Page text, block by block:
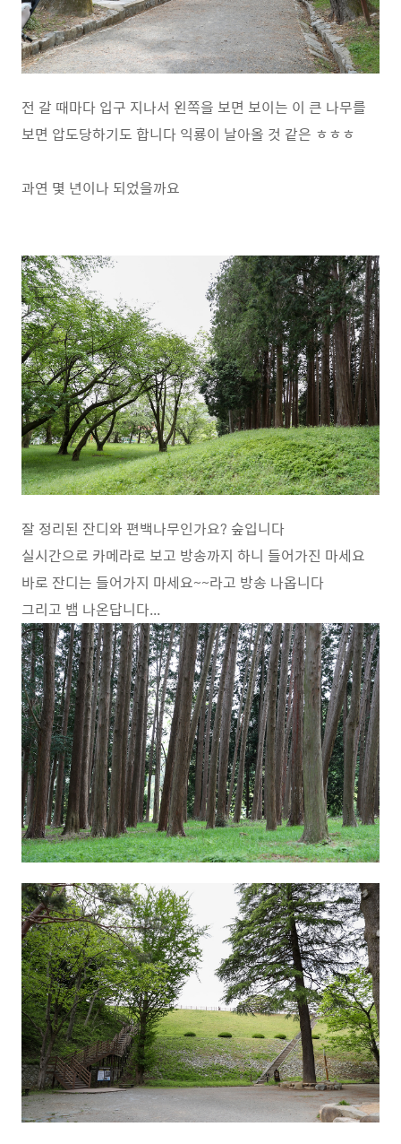
전 갈 때마다 입구 지나서 왼쪽을 보면 보이는 이 큰 나무를
보면 압도당하기도 합니다 익룡이 날아올 것 같은 ㅎㅎㅎ
과연 몇 년이나 되었을까요
잘 정리된 잔디와 편백나무인가요? 숲입니다
실시간으로 카메라로 보고 방송까지 하니 들어가진 마세요
바로 잔디는 들어가지 마세요~~라고 방송 나옵니다
그리고 뱀 나온답니다...